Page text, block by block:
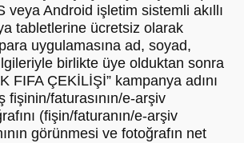
veya Android işletim sistemli akıllı
tabletlerine ücretsiz olarak
uygulamasına ad, soyad,
birlikte üye olduktan sonra
FIFA ÇEKİLİŞİ” kampanya adını
fişinin/faturasının/e-arşiv
(fişin/faturanın/e-arşiv
görünmesi ve fotoğrafın net